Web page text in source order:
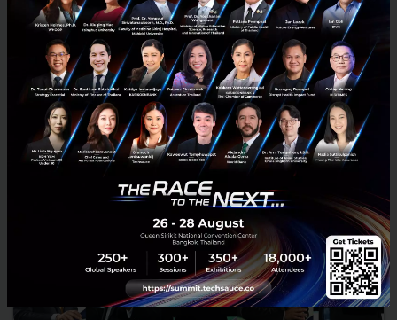
เข้าไปอยู่ข้างในแล้ว มันจะสร้างเครือข่...
กันยายน 11, 2025| By
Techsauce Team
Sustainable Focus ปูนซีเมนต์ ซีเมนต์มีชีวิต sustainability